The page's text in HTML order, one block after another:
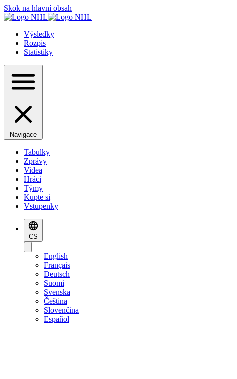
Skok na hlavní obsah
Výsledky
Rozpis
Statistiky
Navigace
Tabulky
Zprávy
Videa
Hráci
Týmy
Kupte si
Vstupenky
CS
English
Français
Deutsch
Suomi
Svenska
Čeština
Slovenčina
Español